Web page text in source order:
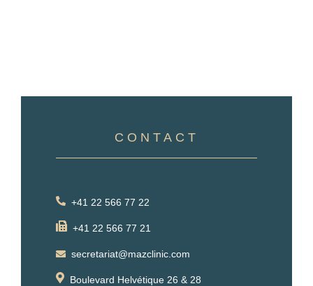
CONTACT
+41 22 566 77 22
+41 22 566 77 21
secretariat@mazclinic.com
Boulevard Helvétique 26 & 28